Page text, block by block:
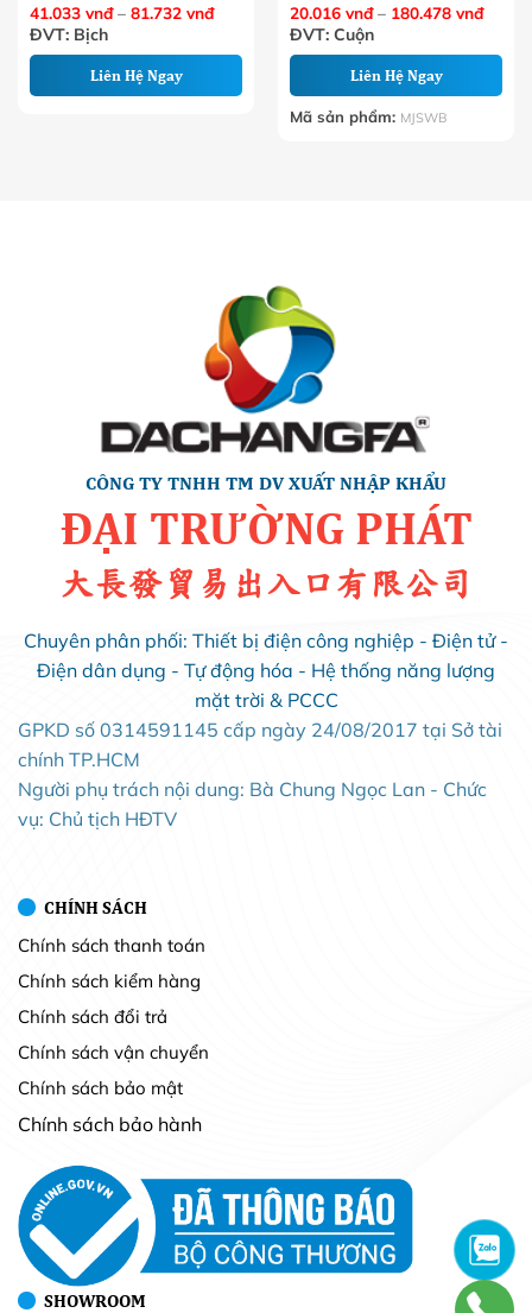
41.033 vnđ – 81.732 vnđKhoảng
41.033 VNĐ
81.732 VNĐ
ĐVT: Bịch
Liên Hệ Ngay
20.016 vnđ – 180.478 vnđ
ĐVT: Cuộn
Liên Hệ Ngay
Mã sản phẩm: MJSWB
CÔNG TY TNHH TM DV XUẤT NHẬP KHẨU
ĐẠI TRƯỜNG PHÁT
大長發貿易出入口有限公司
Chuyên phân phối: Thiết bị điện công nghiệp - Điện tử -
Điện dân dụng - Tự động hóa - Hệ thống năng lượng
mặt trời & PCCC
GPKD số 0314591145 cấp ngày 24/08/2017 tại Sở tài
chính TP.HCM
Người phụ trách nội dung: Bà Chung Ngọc Lan - Chức
vụ: Chủ tịch HĐTV
CHÍNH SÁCH
Chính sách thanh toán
Chính sách kiểm hàng
Chính sách đổi trả
Chính sách vận chuyển
Chính sách bảo mật
Chính sách bảo hành
SHOWROOM